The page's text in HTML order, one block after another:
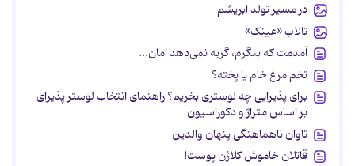
در مسیر تولد ابریشم
تالاب «عینک»
آمدمت که بنگرم، گریه نمی‌دهد امان...
تخم مرغ خام یا پخته؟
برای پذیرایی چه لوستری بخریم؟ راهنمای انتخاب لوستر پذیرای
بر اساس متراژ و دکوراسیون
تاوان ناهماهنگی پنهان والدین
قاتلان خاموش کلاژن پوست!